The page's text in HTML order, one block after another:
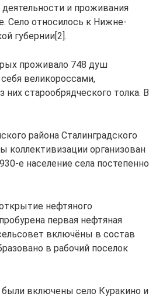
и проживания
Село относилось к Нижне-
губернии[2].
проживало 748 душ
великороссами,
них старообрядческого толка. В
района Сталинградского
коллективизации организован
е население села постепенно
нефтяного
первая нефтяная
включёны в состав
в рабочий поселок
были включены село Куракино и